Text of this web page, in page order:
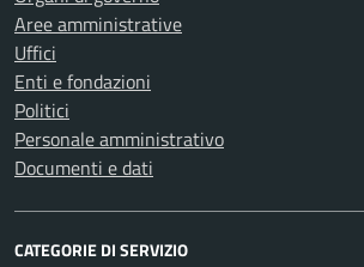
Aree amministrative
Uffici
Enti e fondazioni
Politici
Personale amministrativo
Documenti e dati
CATEGORIE DI SERVIZIO